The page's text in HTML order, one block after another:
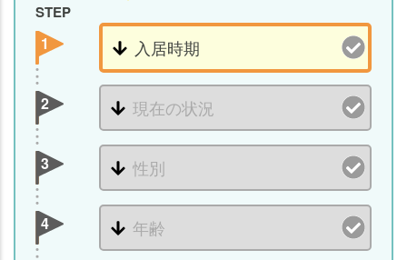
STEP
1
2
3
4